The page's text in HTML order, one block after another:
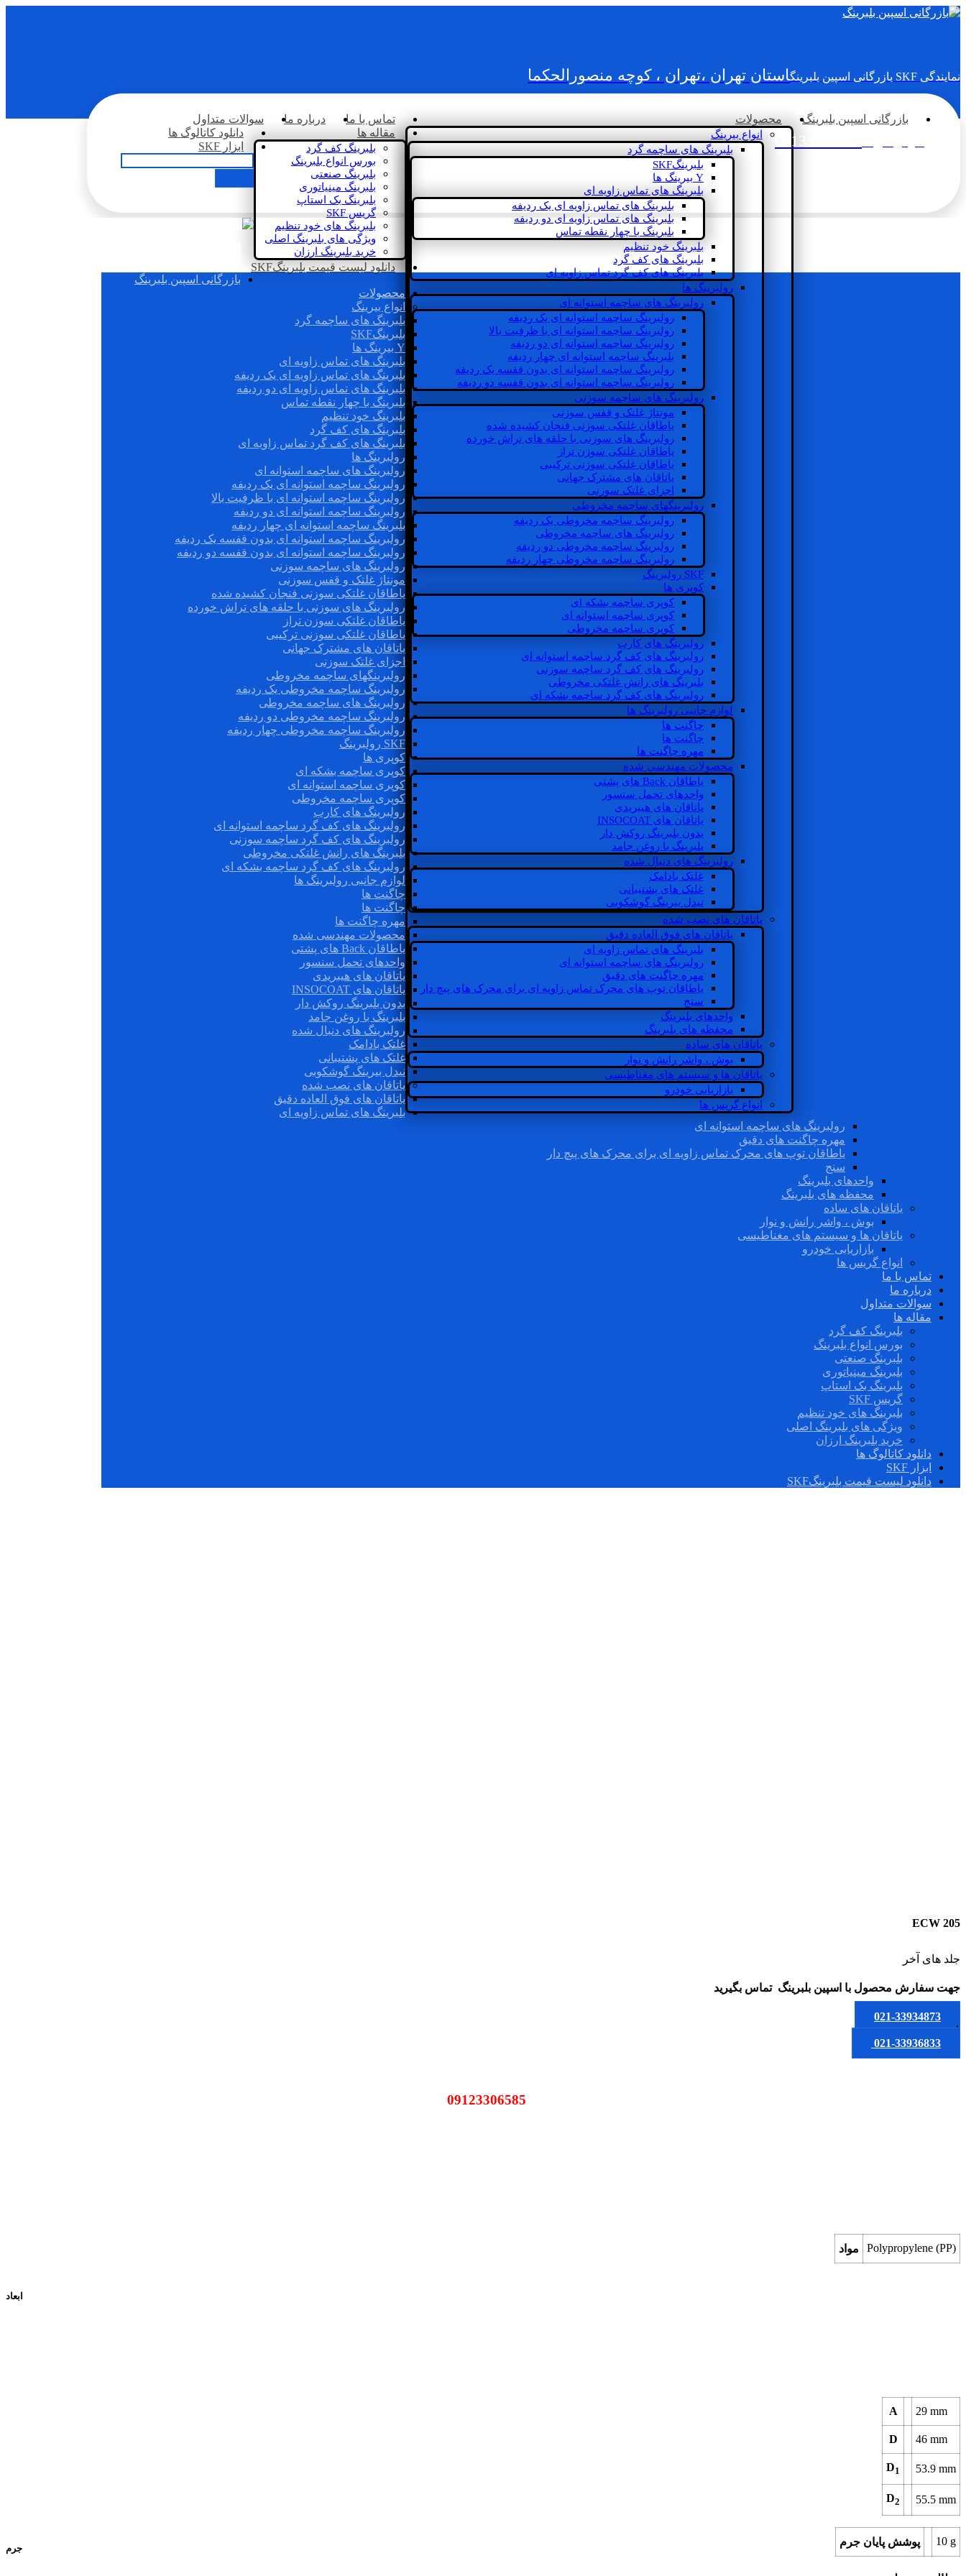
نمایندگی SKF بازرگانی اسپین بلبرینگ استان تهران ،تهران ، کوچه منصورالحکما
02133936833
بازرگانی اسپین بلبرینگ محصولات
انواع بیرینگ
بلبرینگ های ساچمه گرد
بلبرینگSKF
Y بیرینگ ها
بلبرینگ های تماس زاویه ای
بلبرینگ های تماس زاویه ای یک ردیفه
بلبرینگ های تماس زاویه ای دو ردیفه
بلبرینگ با چهار نقطه تماس
بلبرینگ خود تنظیم
بلبرینگ های کف گرد
بلبرینگ های کف گرد تماس زاویه ای
رولبرینگ ها
رولبرینگ های ساچمه استوانه ای
رولبرینگ ساچمه استوانه ای یک ردیفه
رولبرینگ ساچمه استوانه ای با ظرفیت بالا
رولبرینگ ساچمه استوانه ای دو ردیفه
بلبرینگ ساچمه استوانه ای چهار ردیفه
رولبرینگ ساچمه استوانه ای بدون قفسه یک ردیفه
رولبرینگ ساچمه استوانه ای بدون قفسه دو ردیفه
رولبرینگ های ساچمه سوزنی
مونتاژ غلتک و قفس سوزنی
یاطاقان غلتکی سوزنی فنجان کشیده شده
رولبرینگ های سوزنی با حلقه های تراش خورده
یاطاقان غلتکی سوزن تراز
یاطاقان غلتکی سوزنی ترکیبی
یاتاقان های مشترک جهانی
اجزای غلتک سوزنی
رولبرینگهای ساچمه مخروطی
رولبرینگ ساچمه مخروطی یک ردیفه
رولبرینگ های ساچمه مخروطی
رولبرینگ ساچمه مخروطی دو ردیفه
رولبرینگ ساچمه مخروطی چهار ردیفه
SKF رولبرینگ
کوپری ها
کوپری ساچمه بشکه ای
کوپری ساچمه استوانه ای
کوپری ساچمه مخروطی
رولبرینگ های کارب
رولبرینگ های کف گرد ساچمه استوانه ای
رولبرینگ های کف گرد ساچمه سوزنی
بلبرینگ های رانش غلتکی مخروطی
رولبرینگ های کف گرد ساچمه بشکه ای
لوازم جانبی رولبرینگ ها
چاگنت ها
چاگنت ها
مهره چاگنت ها
محصولات مهندسی شده
یاطاقان Back های پشتی
واحدهای تحمل سنسور
یاتاقان های هیبریدی
یاتاقان های INSOCOAT
بدون بلبرینگ روکش دار
بلبرینگ با روغن جامد
رولبرینگ های دنبال شده
غلتک بادامک
غلتک های پشتیبانی
نیدل بیرینگ گوشکوبی
یاتاقان های نصب شده
یاتاقان های فوق العاده دقیق
بلبرینگ های تماس زاویه ای
رولبرینگ های ساچمه استوانه ای
مهره چاگنت های دقیق
یاطاقان توپ های محرک تماس زاویه ای برای محرک های پیچ دار
سنج
واحدهای بلبرینگ
محفظه های بلبرینگ
یاتاقان های ساده
بوش ، واشر رانش و نوار
یاتاقان ها و سیستم های مغناطیسی
بازاریابی خودرو
انواع گریس ها
تماس با ما درباره ما
سوالات متداول
مقاله ها
بلبرینگ کف گرد
بورس انواع بلبرینگ
بلبرینگ صنعتی
بلبرینگ مینیاتوری
بلبرینگ بک استاپ
گریس SKF
بلبرینگ های خود تنظیم
ویژگی های بلبرینگ اصلی
خرید بلبرینگ ارزان
دانلود کاتالوگ ها
ابزار SKF
دانلود لیست قیمت بلبرینگSKF
بازرگانی اسپین بلبرینگ
محصولات
انواع بیرینگ
بلبرینگ های ساچمه گرد
بلبرینگSKF
Y بیرینگ ها
بلبرینگ های تماس زاویه ای
بلبرینگ های تماس زاویه ای یک ردیفه
بلبرینگ های تماس زاویه ای دو ردیفه
بلبرینگ با چهار نقطه تماس
بلبرینگ خود تنظیم
بلبرینگ های کف گرد
بلبرینگ های کف گرد تماس زاویه ای
رولبرینگ ها
رولبرینگ های ساچمه استوانه ای
رولبرینگ ساچمه استوانه ای یک ردیفه
رولبرینگ ساچمه استوانه ای با ظرفیت بالا
رولبرینگ ساچمه استوانه ای دو ردیفه
بلبرینگ ساچمه استوانه ای چهار ردیفه
رولبرینگ ساچمه استوانه ای بدون قفسه یک ردیفه
رولبرینگ ساچمه استوانه ای بدون قفسه دو ردیفه
رولبرینگ های ساچمه سوزنی
مونتاژ غلتک و قفس سوزنی
یاطاقان غلتکی سوزنی فنجان کشیده شده
رولبرینگ های سوزنی با حلقه های تراش خورده
یاطاقان غلتکی سوزن تراز
یاطاقان غلتکی سوزنی ترکیبی
یاتاقان های مشترک جهانی
اجزای غلتک سوزنی
رولبرینگهای ساچمه مخروطی
رولبرینگ ساچمه مخروطی یک ردیفه
رولبرینگ های ساچمه مخروطی
رولبرینگ ساچمه مخروطی دو ردیفه
رولبرینگ ساچمه مخروطی چهار ردیفه
SKF رولبرینگ
کوپری ها
کوپری ساچمه بشکه ای
کوپری ساچمه استوانه ای
کوپری ساچمه مخروطی
رولبرینگ های کارب
رولبرینگ های کف گرد ساچمه استوانه ای
رولبرینگ های کف گرد ساچمه سوزنی
بلبرینگ های رانش غلتکی مخروطی
رولبرینگ های کف گرد ساچمه بشکه ای
لوازم جانبی رولبرینگ ها
چاگنت ها
چاگنت ها
مهره چاگنت ها
محصولات مهندسی شده
یاطاقان Back های پشتی
واحدهای تحمل سنسور
یاتاقان های هیبریدی
یاتاقان های INSOCOAT
بدون بلبرینگ روکش دار
بلبرینگ با روغن جامد
رولبرینگ های دنبال شده
غلتک بادامک
غلتک های پشتیبانی
نیدل بیرینگ گوشکوبی
یاتاقان های نصب شده
یاتاقان های فوق العاده دقیق
بلبرینگ های تماس زاویه ای
رولبرینگ های ساچمه استوانه ای
مهره چاگنت های دقیق
یاطاقان توپ های محرک تماس زاویه ای برای محرک های پیچ دار
سنج
واحدهای بلبرینگ
محفظه های بلبرینگ
یاتاقان های ساده
بوش ، واشر رانش و نوار
یاتاقان ها و سیستم های مغناطیسی
بازاریابی خودرو
انواع گریس ها
تماس با ما
درباره ما
سوالات متداول
مقاله ها
بلبرینگ کف گرد
بورس انواع بلبرینگ
بلبرینگ صنعتی
بلبرینگ مینیاتوری
بلبرینگ بک استاپ
گریس SKF
بلبرینگ های خود تنظیم
ویژگی های بلبرینگ اصلی
خرید بلبرینگ ارزان
دانلود کاتالوگ ها
ابزار SKF
دانلود لیست قیمت بلبرینگSKF
ECW 205
جلد های آخر
جهت سفارش محصول با اسپین بلبرینگ تماس بگیرید
021-33934873
یا
021-33936833
مواد Polypropylene (PP)
ابعاد
A 29 mm
D 46 mm
D1 53.9 mm
D2 55.5 mm
جرم
پوشش پایان جرم 10 g